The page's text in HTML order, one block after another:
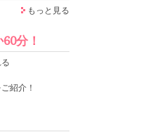
もっと見る
分！
紹介！